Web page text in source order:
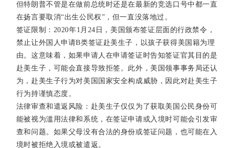
但特朗普不管是在做前总统时还是在最新的竞选口号中都一直
在扬言要取消“出生公民权”，但一直没落地过。
签证限制：2020年1月24日，美国颁布签证层面的行政禁令，
禁止让外国人申请B类签证赴美生子，以孩子获得美国籍为理
由。这意味着，如果申请人在申请签证时告知签证官其目的是
赴美生子，可能会直接导致拒签。此外，美国领事事务局还认
为，赴美生子行为对美国国家安全构成威胁，因此对赴美生子
行为持谨慎态度。
法律审查和遣返风险：赴美生子仅仅为了获取美国公民身份可
能被视为滥用法律和系统，在签证申请或入境时可能会引发审
查和问题。如果父母没有合法的身份或签证问题，也可能在入
境时被拒绝入境或被遣返。